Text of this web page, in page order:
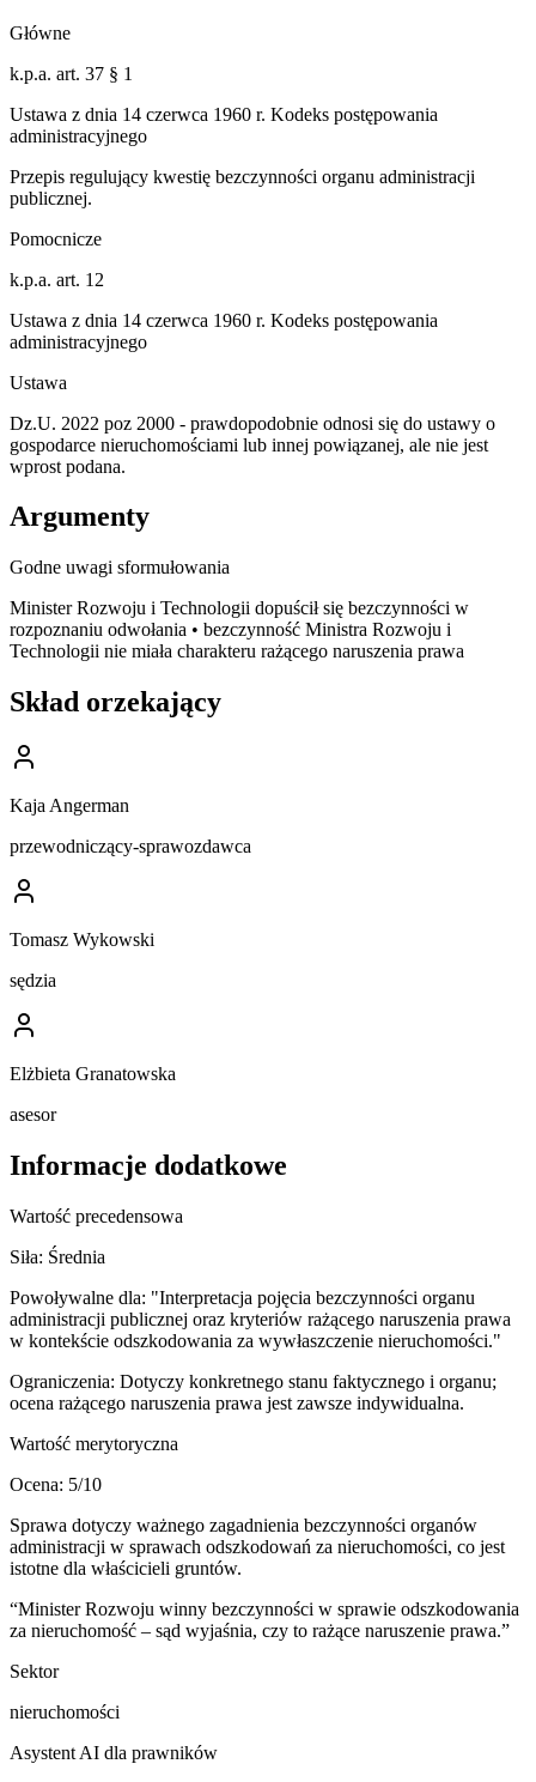
Główne
k.p.a. art. 37 § 1
Ustawa z dnia 14 czerwca 1960 r. Kodeks postępowania
administracyjnego
Przepis regulujący kwestię bezczynności organu administracji
publicznej.
Pomocnicze
k.p.a. art. 12
Ustawa z dnia 14 czerwca 1960 r. Kodeks postępowania
administracyjnego
Ustawa
Dz.U. 2022 poz 2000 - prawdopodobnie odnosi się do ustawy o
gospodarce nieruchomościami lub innej powiązanej, ale nie jest
wprost podana.
Argumenty
Godne uwagi sformułowania
Minister Rozwoju i Technologii dopuścił się bezczynności w
rozpoznaniu odwołania • bezczynność Ministra Rozwoju i
Technologii nie miała charakteru rażącego naruszenia prawa
Skład orzekający
Kaja Angerman
przewodniczący-sprawozdawca
Tomasz Wykowski
sędzia
Elżbieta Granatowska
asesor
Informacje dodatkowe
Wartość precedensowa
Siła: Średnia
Powoływalne dla: "Interpretacja pojęcia bezczynności organu
administracji publicznej oraz kryteriów rażącego naruszenia prawa
w kontekście odszkodowania za wywłaszczenie nieruchomości."
Ograniczenia: Dotyczy konkretnego stanu faktycznego i organu;
ocena rażącego naruszenia prawa jest zawsze indywidualna.
Wartość merytoryczna
Ocena: 5/10
Sprawa dotyczy ważnego zagadnienia bezczynności organów
administracji w sprawach odszkodowań za nieruchomości, co jest
istotne dla właścicieli gruntów.
“Minister Rozwoju winny bezczynności w sprawie odszkodowania
za nieruchomość – sąd wyjaśnia, czy to rażące naruszenie prawa.”
Sektor
nieruchomości
Asystent AI dla prawników